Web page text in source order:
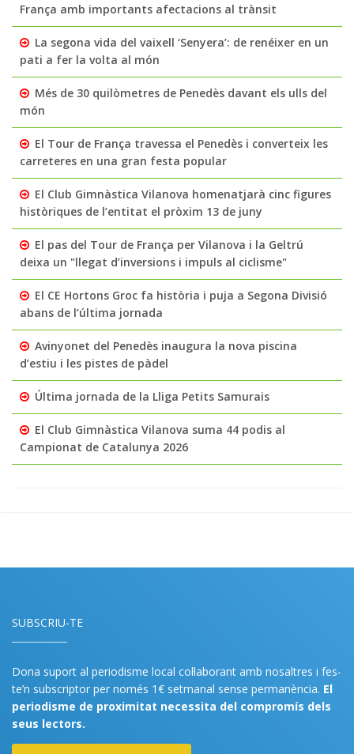
França amb importants afectacions al trànsit
La segona vida del vaixell ‘Senyera’: de renéixer en un
pati a fer la volta al món
Més de 30 quilòmetres de Penedès davant els ulls del
món
El Tour de França travessa el Penedès i converteix les
carreteres en una gran festa popular
El Club Gimnàstica Vilanova homenatjarà cinc figures
històriques de l’entitat el pròxim 13 de juny
El pas del Tour de França per Vilanova i la Geltrú
deixa un "llegat d’inversions i impuls al ciclisme"
El CE Hortons Groc fa història i puja a Segona Divisió
abans de l’última jornada
Avinyonet del Penedès inaugura la nova piscina
d’estiu i les pistes de pàdel
Última jornada de la Lliga Petits Samurais
El Club Gimnàstica Vilanova suma 44 podis al
Campionat de Catalunya 2026
SUBSCRIU-TE
Dona suport al periodisme local col·laborant amb nosaltres i fes-
te’n subscriptor per només 1€ setmanal sense permanència. El
periodisme de proximitat necessita del compromís dels
seus lectors.